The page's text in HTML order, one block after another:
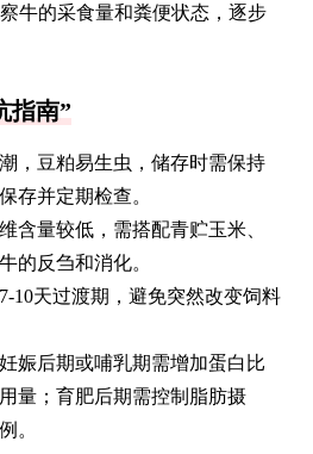
牛的采食量和粪便状态，逐步
指南”
，豆粕易生虫，储存时需保持
存并定期检查。
含量较低，需搭配青贮玉米、
的反刍和消化。
10天过渡期，避免突然改变饲料
妊娠后期或哺乳期需增加蛋白比
量；育肥后期需控制脂肪摄
。